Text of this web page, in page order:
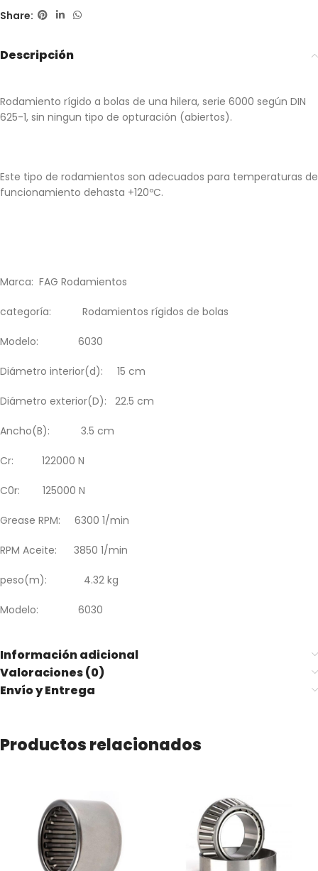
Share:
Descripción
Rodamiento rígido a bolas de una hilera, serie 6000 según DIN
625-1, sin ningun tipo de opturación (abiertos).
Este tipo de rodamientos son adecuados para temperaturas de
funcionamiento dehasta +120ºC.
Marca: FAG Rodamientos
categoría: Rodamientos rígidos de bolas
Modelo: 6030
Diámetro interior(d): 15 cm
Diámetro exterior(D): 22.5 cm
Ancho(B): 3.5 cm
Cr: 122000 N
C0r: 125000 N
Grease RPM: 6300 1/min
RPM Aceite: 3850 1/min
peso(m): 4.32 kg
Modelo: 6030
Información adicional
Valoraciones (0)
Envío y Entrega
Productos relacionados